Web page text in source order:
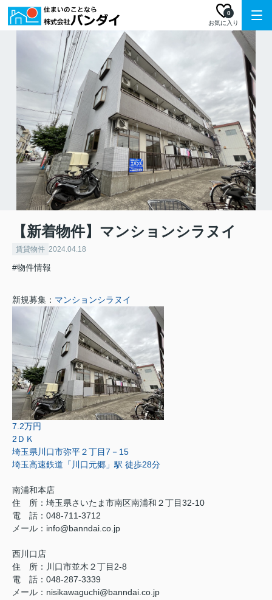
お気に入り
0
【新着物件】マンションシラヌイ
賃貸物件 2024.04.18
#物件情報
新規募集： マンションシラヌイ
7.2万円
2ＤＫ
埼玉県川口市弥平２丁目7－15
埼玉高速鉄道「川口元郷」駅 徒歩28分
南浦和本店
住 所： 埼玉県さいたま市南区南浦和２丁目32-10
電 話：048-711-3712
メール： info@banndai.co.jp
西川口店
住 所： 川口市並木２丁目2-8
電 話：048-287-3339
メール ： nisikawaguchi@banndai.co.jp